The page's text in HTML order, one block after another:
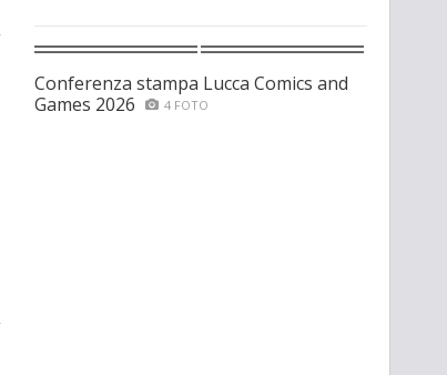
Conferenza stampa Lucca Comics and
Games 2026
4 FOTO